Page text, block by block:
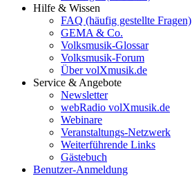
Hilfe & Wissen
FAQ (häufig gestellte Fragen)
GEMA & Co.
Volksmusik-Glossar
Volksmusik-Forum
Über volXmusik.de
Service & Angebote
Newsletter
webRadio volXmusik.de
Webinare
Veranstaltungs-Netzwerk
Weiterführende Links
Gästebuch
Benutzer-Anmeldung